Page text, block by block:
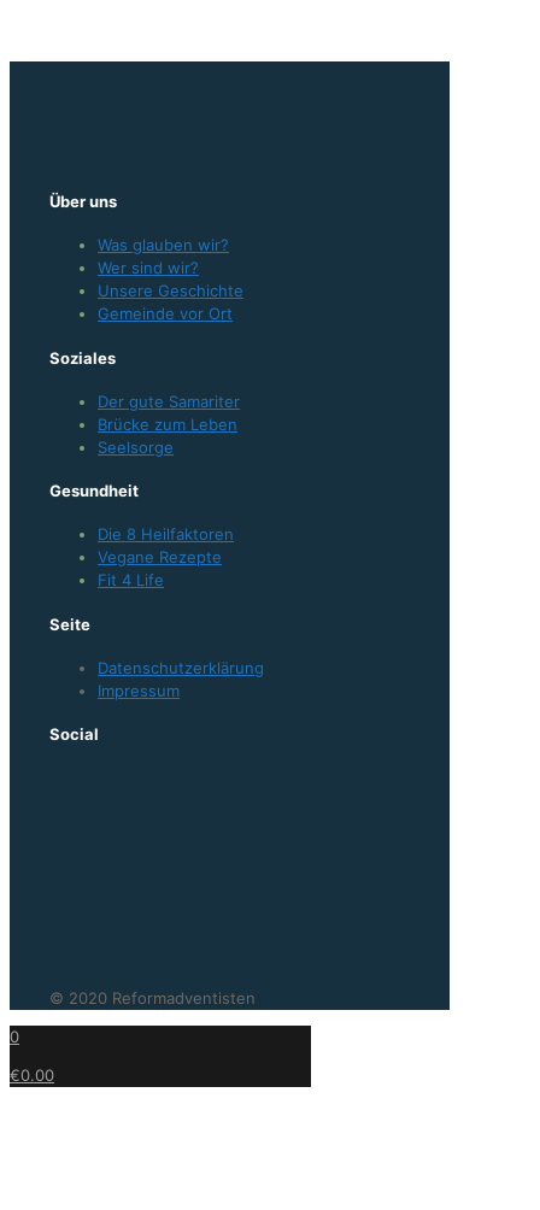
Über uns
Was glauben wir?
Wer sind wir?
Unsere Geschichte
Gemeinde vor Ort
Soziales
Der gute Samariter
Brücke zum Leben
Seelsorge
Gesundheit
Die 8 Heilfaktoren
Vegane Rezepte
Fit 4 Life
Seite
Datenschutzerklärung
Impressum
Social
© 2020 Reformadventisten
0
€0.00